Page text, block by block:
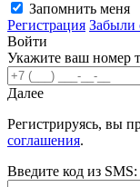
Запомнить меня
Регистрация Забыли
Войти
Укажите ваш номер
Далее
Регистрируясь, вы
соглашения.
Введите код из SMS: